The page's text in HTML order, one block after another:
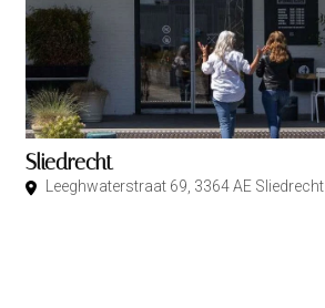
Sliedrecht
Leeghwaterstraat 69, 3364 AE Sliedrecht